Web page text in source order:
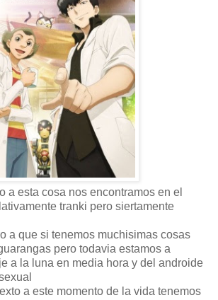
a esta cosa nos encontramos en el
tranki pero siertamente
a que si tenemos muchisimas cosas
pero todavia estamos a
a la luna en media hora y del androide
a este momento de la vida tenemos